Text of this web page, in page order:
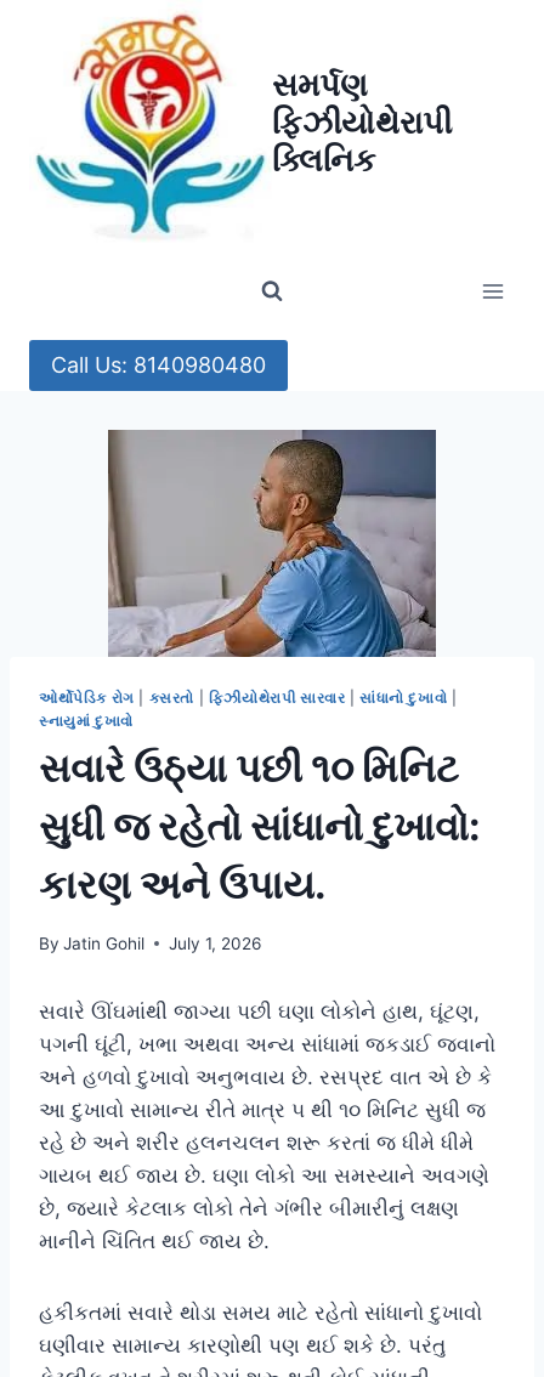
સમર્પણ
ફિઝીયોથેરાપી
ક્લિનિક
Call Us: 8140980480
ઓર્થોપેડિક રોગ કસરતો ફિઝીયોથેરાપી સારવાર |સાંધાનો દુખાવો
સ્નાયુમાં દુખાવો
સવારે ઉઠ્યા પછી ૧૦ મિનિટ
સુધી જ રહેતો સાંધાનો દુખાવો:
કારણ અને ઉપાય.
By Jatin Gohil July 1, 2026
સવારે ઊંઘમાંથી જાગ્યા પછી ઘણા લોકોને હાથ, ઘૂંટણ,
પગની ઘૂંટી, ખભા અથવા અન્ય સાંધામાં જકડાઈ જવાનો
અને હળવો દુખાવો અનુભવાય છે. રસપ્રદ વાત એ છે કે
આ દુખાવો સામાન્ય રીતે માત્ર ૫ થી ૧૦ મિનિટ સુધી જ
રહે છે અને શરીર હલનચલન શરૂ કરતાં જ ધીમે ધીમે
ગાયબ થઈ જાય છે. ઘણા લોકો આ સમસ્યાને અવગણે
છે, જ્યારે કેટલાક લોકો તેને ગંભીર બીમારીનું લક્ષણ
માનીને ચિંતિત થઈ જાય છે.
હકીકતમાં સવારે થોડા સમય માટે રહેતો સાંધાનો દુખાવો
ઘણીવાર સામાન્ય કારણોથી પણ થઈ શકે છે. પરંતુ